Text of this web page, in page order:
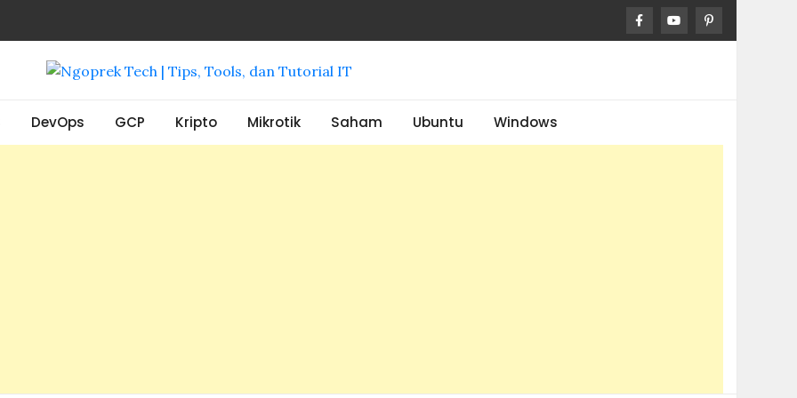
Tools, dan Tutorial IT
DevOps GCP Kripto Mikrotik Saham Ubuntu Windows